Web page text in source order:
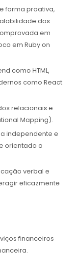
forma proativa,
dos
em
em Ruby on
como HTML,
como React
relacionais e
Mapping).
independente e
orientado a
verbal e
eficazmente
financeiros